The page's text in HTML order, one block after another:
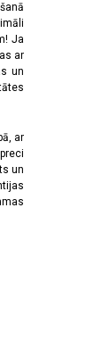
Ja
ar
un
ar
un